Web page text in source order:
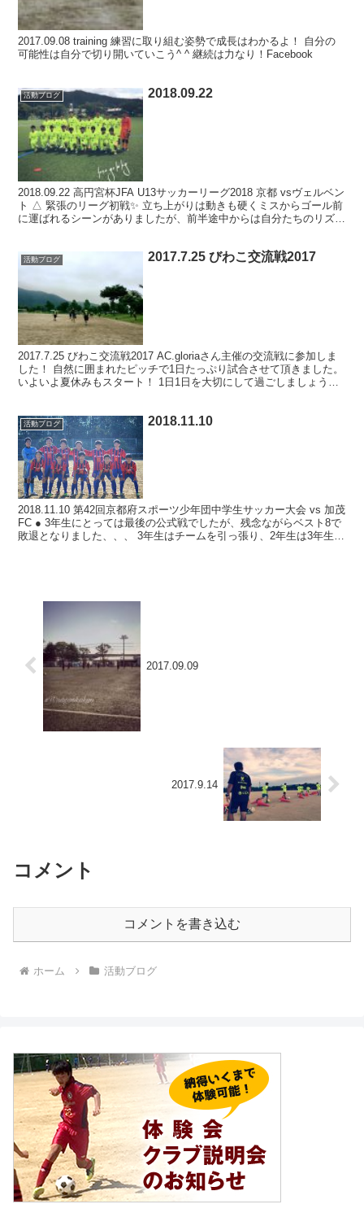
2017.09.08 training 練習に取り組む姿勢で成長はわかるよ！ 自分の
可能性は自分で切り開いていこう^ ^ 継続は力なり！Facebook
活動ブログ 2018.09.22
2018.09.22 高円宮杯JFA U13サッカーリーグ2018 京都 vsヴェルベン
ト △ 緊張のリーグ初戦✨ 立ち上がりは動きも硬くミスからゴール前
に運ばれるシーンがありましたが、前半途中からは自分たちのリズム
活動ブログ 2017.7.25 びわこ交流戦2017
2017.7.25 びわこ交流戦2017 AC.gloriaさん主催の交流戦に参加しま
した！ 自然に囲まれたピッチで1日たっぷり試合させて頂きました。
いよいよ夏休みもスタート！ 1日1日を大切にして過ごしましょうね
活動ブログ 2018.11.10
2018.11.10 第42回京都府スポーツ少年団中学生サッカー大会 vs 加茂
FC ● 3年生にとっては最後の公式戦でしたが、残念ながらベスト8で
敗退となりました、、、 3年生はチームを引っ張り、2年生は3年生を
2017.09.09
2017.9.14
コメント
コメントを書き込む
ホーム 活動ブログ